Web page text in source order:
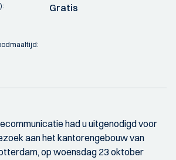
Gratis
had u uitgenodigd voor
aan het kantorengebouw van
op woensdag 23 oktober